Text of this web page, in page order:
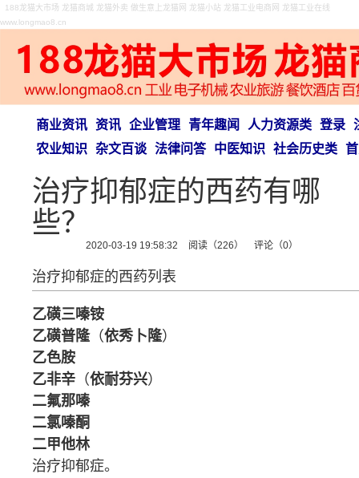
188龙猫大市场 龙猫商城 龙猫外卖 做生意上龙猫网 龙猫小站 龙猫工业电商网 龙猫工业在线
www.longmao8.cn
商业资讯 资讯 企业管理 青年趣闻 人力资源类 登录
农业知识
杂文百谈 法律问答 中医知识 社会历史类
治疗抑郁症的西药有哪
些？
2020-03-19 19:58:32 阅读（226） 评论（0）
治疗抑郁症的西药列表
乙磺三嗪铵
乙磺普隆（依秀卜隆）
乙色胺
乙非辛 （依耐芬兴）
二氟那嗪
二氯嗪酮
二甲他林
治疗抑郁症。